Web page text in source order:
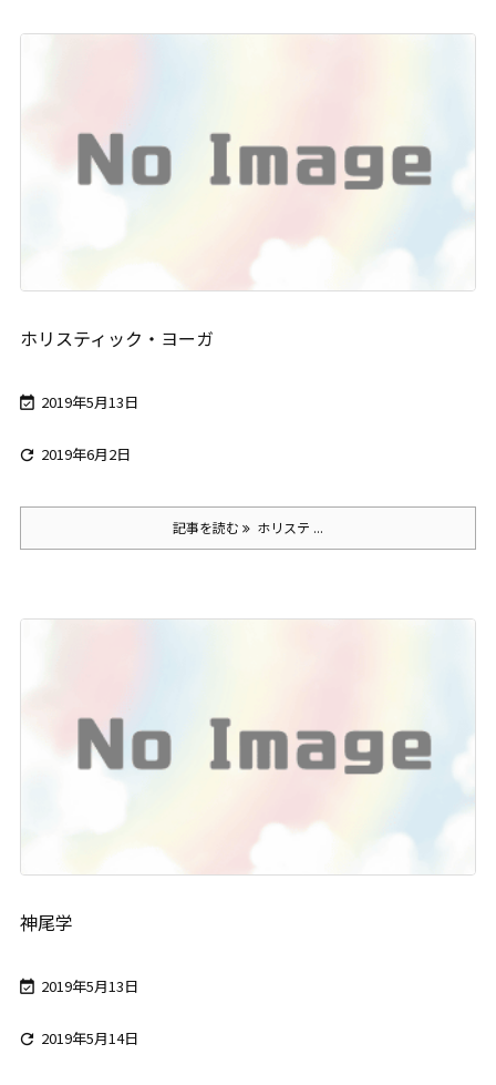
ホリスティック・ヨーガ
 2019年5月13日
 2019年6月2日
記事を読む ホリステ ...
神尾学
 2019年5月13日
 2019年5月14日